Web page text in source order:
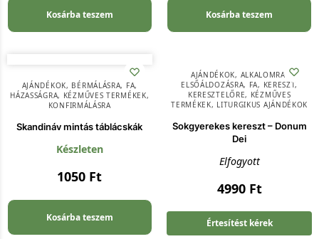
Kosárba teszem Kosárba teszem
AJÁNDÉKOK, BÉRMÁLÁSRA, FA,
HÁZASSÁGRA, KÉZMŰVES TERMÉKEK,
KONFIRMÁLÁSRA
Skandináv mintás táblácskák
Készleten
1050 Ft
Kosárba teszem
AJÁNDÉKOK, ALKALOMRA
ELSŐÁLDOZÁSRA, FA, KERESZT,
KERESZTELŐRE, KÉZMŰVES
TERMÉKEK, LITURGIKUS AJÁNDÉKOK
Sokgyerekes kereszt – Donum
Dei
Elfogyott
4990 Ft
Értesítést kérek